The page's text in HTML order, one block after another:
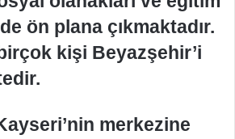
ön plana çıkmaktadır.
kişi Beyazşehir’i
merkezine